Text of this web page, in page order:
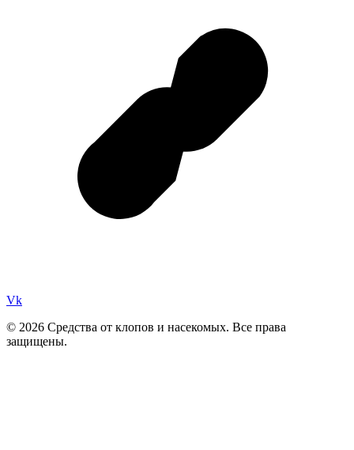
Vk
© 2026 Средства от клопов и насекомых. Все права
защищены.